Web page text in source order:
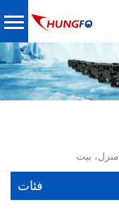
منزل، بيت
فئات